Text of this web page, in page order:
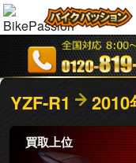
YZF-R1
買取上位